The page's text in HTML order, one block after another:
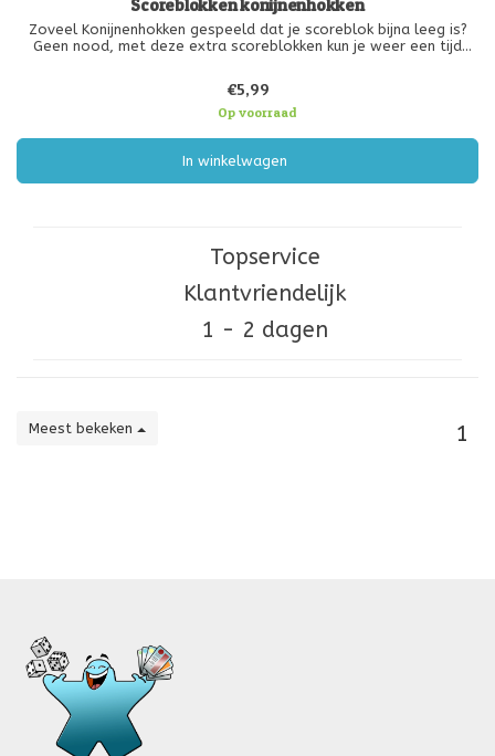
Scoreblokken konijnenhokken
Zoveel Konijnenhokken gespeeld dat je scoreblok bijna leeg is?
Geen nood, met deze extra scoreblokken kun je weer een tijd
€5,99
Op voorraad
In winkelwagen
Topservice
Klantvriendelijk
1 - 2 dagen
Meest bekeken 1